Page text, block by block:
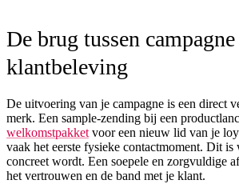
De brug tussen
klantbeleving
De uitvoering van je campagne is een direct
merk. Een sample-zending bij een
welkomstpakket voor een nieuw lid van je
vaak het eerste fysieke contactmoment. Dit
concreet wordt. Een soepele en zorgvuldige
het vertrouwen en de band met je klant.